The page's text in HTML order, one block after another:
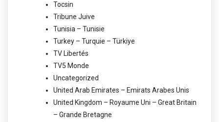
Tocsin
Tribune Juive
Tunisia – Tunisie
Turkey – Turquie – Türkiye
TV Libertés
TV5 Monde
Uncategorized
United Arab Emirates – Emirats Arabes Unis
United Kingdom – Royaume Uni – Great Britain
– Grande Bretagne